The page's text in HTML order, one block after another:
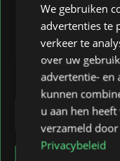
Iedere 20e
Ontspannen
Diverse
Gratis koffie,
Sporten in een
24
MEER INFORMATIE
€ 10,00
We gebruiken
advertenties te
verkeer te
over uw
advertentie- en
kunnen
u aan hen
verzameld
Privacybeleid